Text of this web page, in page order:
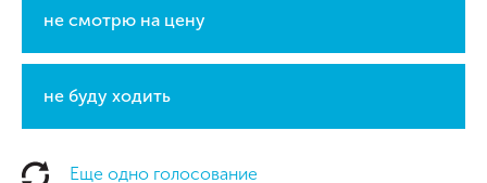
не смотрю на цену
не буду ходить
Еще одно голосование